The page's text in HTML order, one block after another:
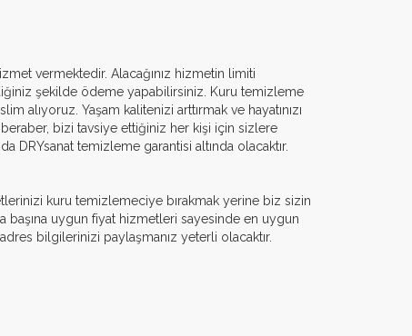
vermektedir. Alacağınız hizmetin limiti
şekilde ödeme yapabilirsiniz. Kuru temizleme
Yaşam kalitenizi arttırmak ve hayatınızı
bizi tavsiye ettiğiniz her kişi için sizlere
DRYsanat temizleme garantisi altında olacaktır.
kuru temizlemeciye bırakmak yerine biz sizin
uygun fiyat hizmetleri sayesinde en uygun
bilgilerinizi paylaşmanız yeterli olacaktır.